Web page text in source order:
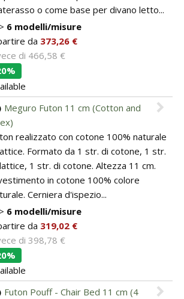
o come base per divano letto...
> 6 modelli/misure
da 373,26 €
di 466,58 €
Meguro Futon 11 cm (Cotton and
realizzato con cotone 100% naturale
Formato da 1 str. di cotone, 1 str.
1 str. di cotone. Altezza 11 cm.
in cotone 100% colore
Cerniera d'ispezio...
> 6 modelli/misure
da 319,02 €
di398,78 €
Futon Pouff - Chair Bed 11 cm (4